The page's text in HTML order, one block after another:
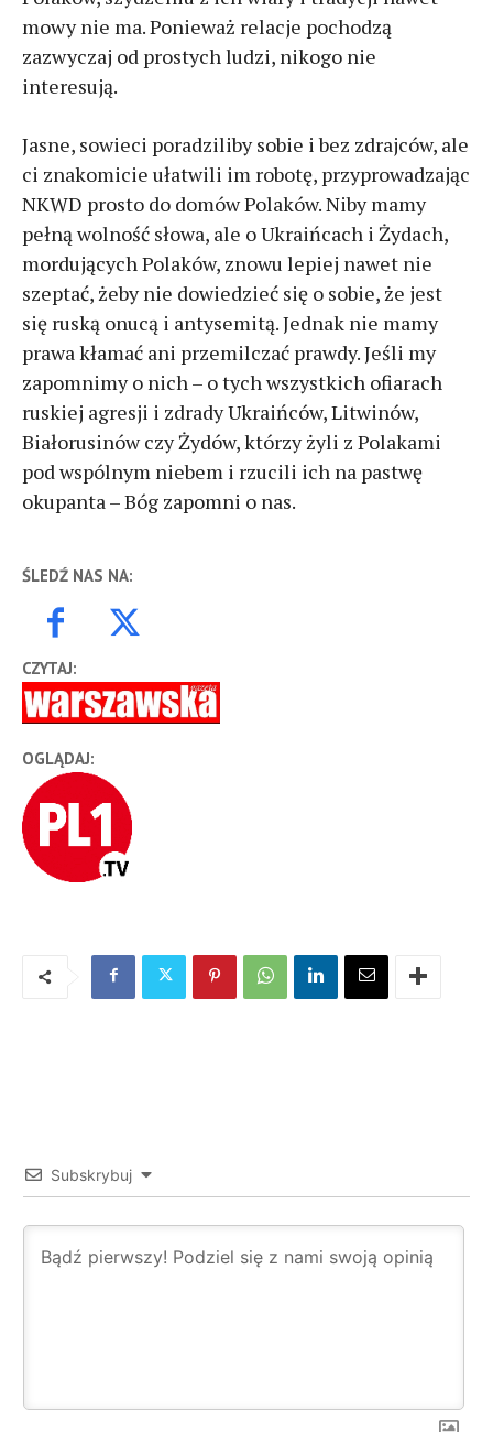
mowy nie ma. Ponieważ relacje pochodzą
zazwyczaj od prostych ludzi, nikogo nie
interesują.
Jasne, sowieci poradziliby sobie i bez zdrajców, ale
ci znakomicie ułatwili im robotę, przyprowadzając
NKWD prosto do domów Polaków. Niby mamy
pełną wolność słowa, ale o Ukraińcach i Żydach,
mordujących Polaków, znowu lepiej nawet nie
szeptać, żeby nie dowiedzieć się o sobie, że jest
się ruską onucą i antysemitą. Jednak nie mamy
prawa kłamać ani przemilczać prawdy. Jeśli my
zapomnimy o nich – o tych wszystkich ofiarach
ruskiej agresji i zdrady Ukraińców, Litwinów,
Białorusinów czy Żydów, którzy żyli z Polakami
pod wspólnym niebem i rzucili ich na pastwę
okupanta – Bóg zapomni o nas.
ŚLEDŹ NAS NA:
CZYTAJ:
OGLĄDAJ:
Subskrybuj